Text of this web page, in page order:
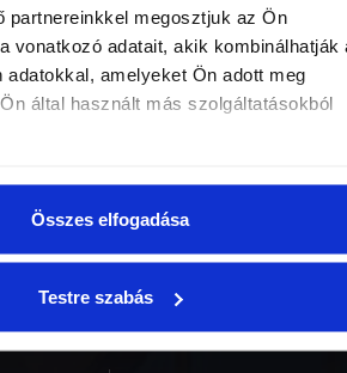
partnereinkkel megosztjuk az Ön
vonatkozó adatait, akik kombinálhatják
adatokkal, amelyeket Ön adott meg
által használt más szolgáltatásokból
Összes elfogadása
Testre szabás
VISSZA